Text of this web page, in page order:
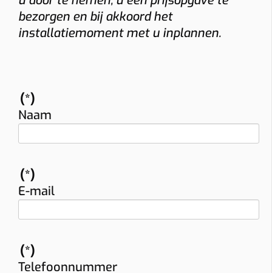
bezorgen en bij akkoord het
installatiemoment met u inplannen.
(*)
Naam
(*)
E-mail
(*)
Telefoonnummer